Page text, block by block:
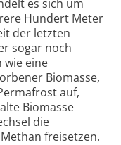
es sich um
Hundert Meter
der letzten
sogar noch
wie eine
Biomasse,
auf,
Biomasse
die
freisetzen.